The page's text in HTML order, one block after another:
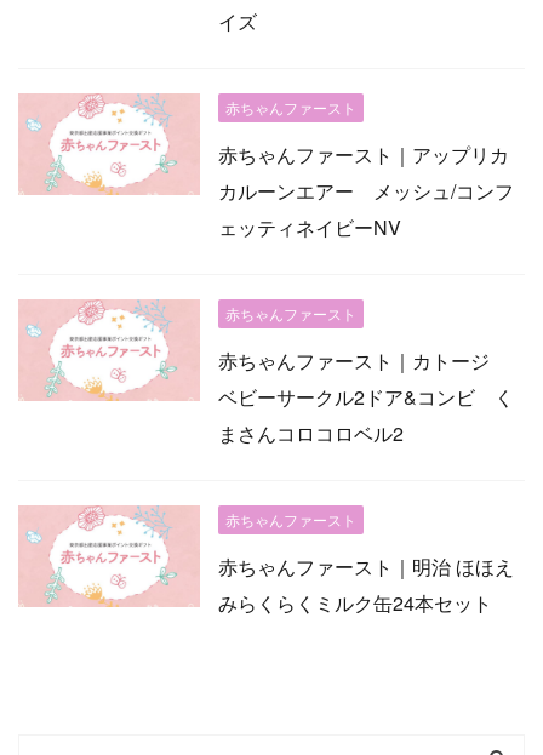
イズ
赤ちゃんファースト
赤ちゃんファースト｜アップリカ
カルーンエアー メッシュ/コンフ
ェッティネイビーNV
赤ちゃんファースト
赤ちゃんファースト｜カトージ
ベビーサークル2ドア&コンビ く
まさんコロコロベル2
赤ちゃんファースト
赤ちゃんファースト｜明治 ほほえ
みらくらくミルク缶24本セット